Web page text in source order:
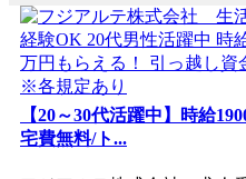
【20～30代活躍中】時給
宅費無料/ト...